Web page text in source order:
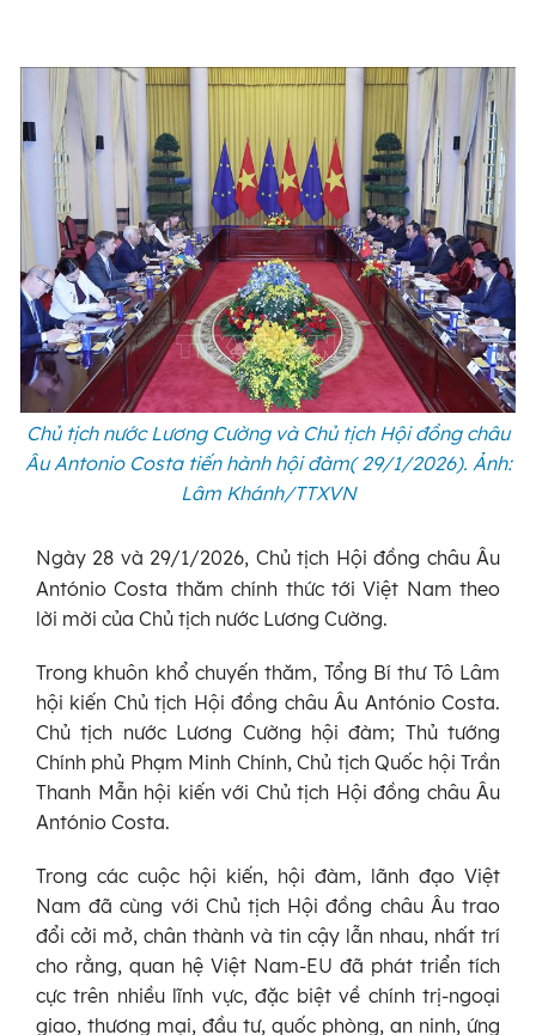
Chủ tịch nước Lương Cường và Chủ tịch Hội đồng châu
Âu Antonio Costa tiến hành hội đàm( 29/1/2026). Ảnh:
Lâm Khánh/TTXVN
Ngày 28 và 29/1/2026, Chủ tịch Hội đồng châu Âu
António Costa thăm chính thức tới Việt Nam theo
lời mời của Chủ tịch nước Lương Cường.
Trong khuôn khổ chuyến thăm, Tổng Bí thư Tô Lâm
hội kiến Chủ tịch Hội đồng châu Âu António Costa.
Chủ tịch nước Lương Cường hội đàm; Thủ tướng
Chính phủ Phạm Minh Chính, Chủ tịch Quốc hội Trần
Thanh Mẫn hội kiến với Chủ tịch Hội đồng châu Âu
António Costa.
Trong các cuộc hội kiến, hội đàm, lãnh đạo Việt
Nam đã cùng với Chủ tịch Hội đồng châu Âu trao
đổi cởi mở, chân thành và tin cậy lẫn nhau, nhất trí
cho rằng, quan hệ Việt Nam-EU đã phát triển tích
cực trên nhiều lĩnh vực, đặc biệt về chính trị-ngoại
giao, thương mại, đầu tư, quốc phòng, an ninh, ứng